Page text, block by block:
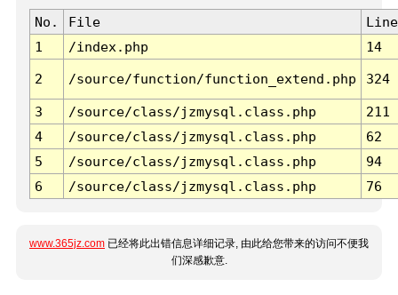
No. File
Line
1
/index.php 14
2 /source/function/function_extend.php 324
3 /source/class/jzmysql.class.php
211
4
/source/class/jzmysql.class.php
62
5
/source/class/jzmysql.class.php
94
6
/source/class/jzmysql.class.php 76
www.365jz.com 已经将此出错信息详细记录, 由此给您带来的访问不便我
们深感歉意.